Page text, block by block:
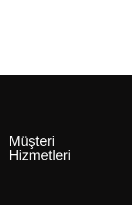
Müşteri
Hizmetleri